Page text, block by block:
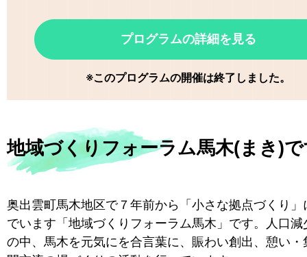
プログラムの詳細を見る
※このプログラムの開催は終了しました。
地域づくりフォーラム馬木(まき)
奥出雲町馬木地区で７年前から「小さな拠点づくり」
でいます「地域づくりフォーラム馬木」です。人口減
の中、馬木を元気にを合言葉に、賑わい創出、憩い・